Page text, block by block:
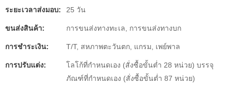
ระยะเวลาส่งมอบ: 25 วัน
ขนส่งสินค้า: การขนส่งทางทะเล, การขนส่งทางบก
การชำระเงิน: T/T, สหภาพตะวันตก, แกรม, เพย์พาล
การปรับแต่ง:
โลโก้ที่กำหนดเอง (สั่งซื้อขั้นต่ำ 28 หน่วย) บรรจุ
ภัณฑ์ที่กำหนดเอง (สั่งซื้อขั้นต่ำ 87 หน่วย)